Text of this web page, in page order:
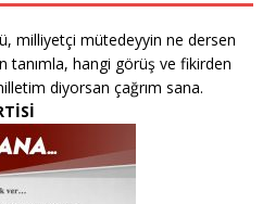
milliyetçi mütedeyyin ne dersen
tanımla, hangi görüş ve fikirden
diyorsan çağrım sana.